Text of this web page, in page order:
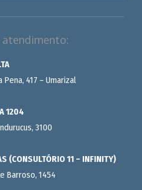
atendimento:
Pena, 417 – Umarizal
1204
3100
(CONSULTÓRIO 11 – INFINITY)
Barroso, 1454